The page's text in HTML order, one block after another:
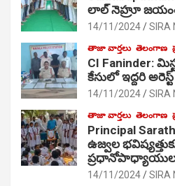
లాల్ నెహ్రూ
14/11/2024 SIRA
తాజా వార్తలు తెలంగాణ
CI Faninder:
కేసులో ఇద్దరి
14/11/2024 SIRA
తాజా వార్తలు తెలంగాణ
Principal
ఉజ్వల
14/11/2024 SIRA